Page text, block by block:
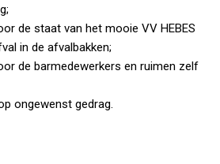
de staat van het mooie VV HEBES
in de afvalbakken;
de barmedewerkers en ruimen zelf
ongewenst gedrag.